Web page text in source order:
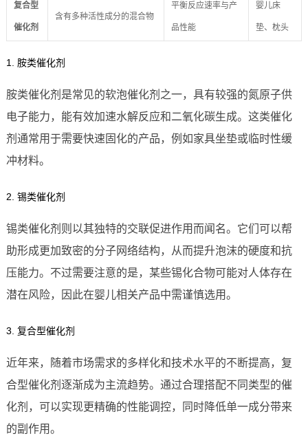
复合型
催化剂
含有多种活性成分的混合物
平衡反应速率与产
品性能
婴儿床
垫、枕头
1. 胺类催化剂
胺类催化剂是常见的软泡催化剂之一，具有较强的氮原子供
电子能力，能有效加速水解反应和二氧化碳生成。这类催化
剂通常用于需要快速固化的产品，例如家具坐垫或临时性缓
冲材料。
2. 锡类催化剂
锡类催化剂则以其独特的交联促进作用而闻名。它们可以帮
助形成更加致密的分子网络结构，从而提升泡沫的硬度和抗
压能力。不过需要注意的是，某些锡化合物可能对人体存在
潜在风险，因此在婴儿相关产品中需谨慎选用。
3. 复合型催化剂
近年来，随着市场需求的多样化和技术水平的不断提高，复
合型催化剂逐渐成为主流趋势。通过合理搭配不同类型的催
化剂，可以实现更精确的性能调控，同时降低单一成分带来
的副作用。